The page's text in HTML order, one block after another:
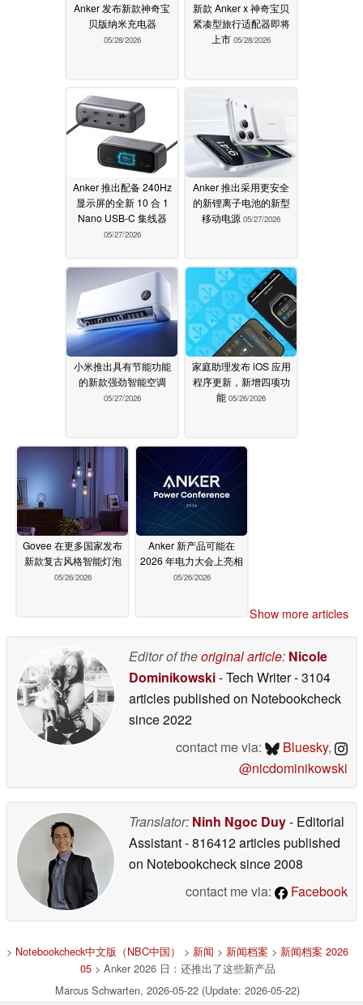
Anker 发布新款神奇宝
贝版纳米充电器
05/28/2026
新款 Anker x 神奇宝贝
紧凑型旅行适配器即将
上市 05/28/2026
Anker 推出配备 240Hz
显示屏的全新 10 合 1
Nano USB-C 集线器
05/27/2026
Anker 推出采用更安全
的新锂离子电池的新型
移动电源 05/27/2026
小米推出具有节能功能
的新款强劲智能空调
05/27/2026
家庭助理发布 iOS 应用
程序更新，新增四项功
能 05/26/2026
Govee 在更多国家发布
新款复古风格智能灯泡
05/26/2026
Anker 新产品可能在
2026 年电力大会上亮相
05/26/2026
Show more articles
Editor of theoriginal article: Nicole
Dominikowski- Tech Writer- 3104
articles published on Notebookcheck
since 2022
contact me via:
Bluesky,
@nicdominikowski
Translator: Ninh Ngoc Duy- Editorial
Assistant- 816412 articles published
on Notebookchecksince 2008
contact me via:
Facebook
> Notebookcheck中文版（NBC中国） > 新闻 > 新闻档案 > 新闻档案 2026
05> Anker 2026 日：还推出了这些新产品
Marcus Schwarten, 2026-05-22 (Update: 2026-05-22)